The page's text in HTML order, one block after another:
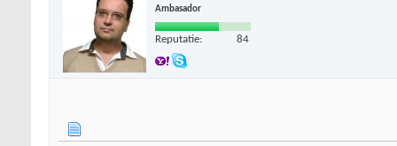
Ambasador
Reputatie: 84